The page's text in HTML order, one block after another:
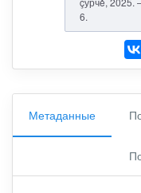
6.
Метаданные